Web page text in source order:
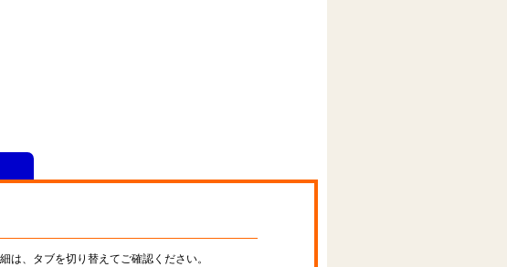
、タブを切り替えてご確認ください。